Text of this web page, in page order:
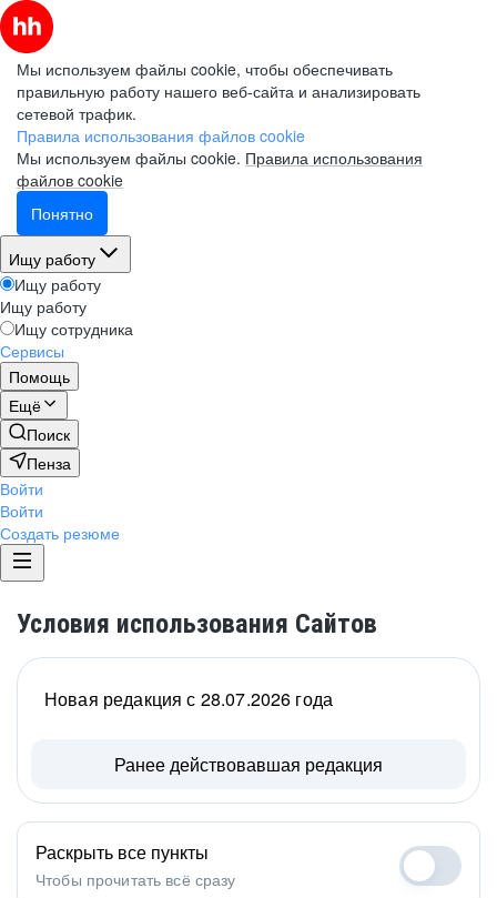
Мы используем файлы cookie, чтобы обеспечивать
правильную работу нашего веб-сайта и анализировать
сетевой трафик.
Правила использования файлов cookie
Мы используем файлы cookie. Правила использования
файлов cookie
Понятно
Ищу работу
Ищу работу
Ищу работу
Ищу сотрудника
Сервисы
Помощь
Ещё
Поиск
Пенза
Войти
Войти
Создать резюме
Условия использования Сайтов
Новая редакция с 28.07.2026 года
Ранее действовавшая редакция
Раскрыть все пункты
Чтобы прочитать всё сразу